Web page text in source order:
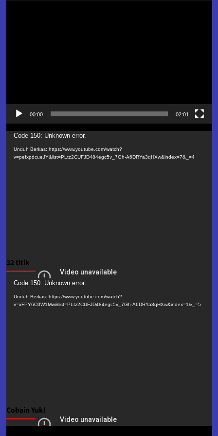
00:00 02:01
Pemutar
Video
Code 150: Unknown error.
Unduh Berkas: https://www.youtube.com/watch?
v=pefxpdcueJY&list=PLtz2CUFJD484egc5v_7Gh-A6DRYa3qHXw&index=7&_=4
32 titik
Pemutar
Video
Code 150: Unknown error.
Unduh Berkas: https://www.youtube.com/watch?
v=xFPY6C0W1Mw&list=PLtz2CUFJD484egc5v_7Gh-A6DRYa3qHXw&index=1&_=5
Cobain Yuk!